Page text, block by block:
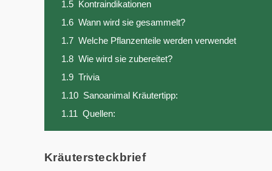
1.5 Kontraindikationen
1.6 Wann wird sie gesammelt?
1.7 Welche Pflanzenteile werden verwendet
1.8 Wie wird sie zubereitet?
1.9 Trivia
1.10 Sanoanimal Kräutertipp:
1.11 Quellen:
Kräutersteckbrief